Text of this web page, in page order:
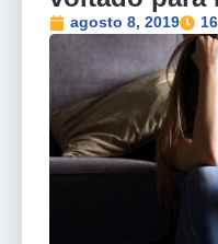
agosto 8, 2019